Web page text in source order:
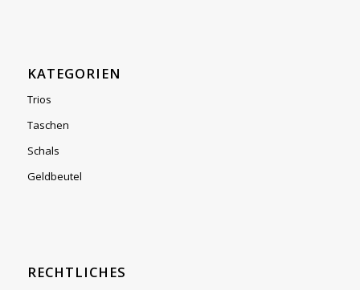
KATEGORIEN
Trios
Taschen
Schals
Geldbeutel
RECHTLICHES